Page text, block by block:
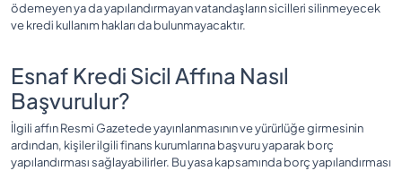
ödemeyen ya da yapılandırmayan vatandaşların sicilleri silinmeyecek
ve kredi kullanım hakları da bulunmayacaktır.
Esnaf Kredi Sicil Affına Nasıl
Başvurulur?
İlgili affın Resmi Gazetede yayınlanmasının ve yürürlüğe girmesinin
ardından, kişiler ilgili finans kurumlarına başvuru yaparak borç
yapılandırması sağlayabilirler. Bu yasa kapsamında borç yapılandırması